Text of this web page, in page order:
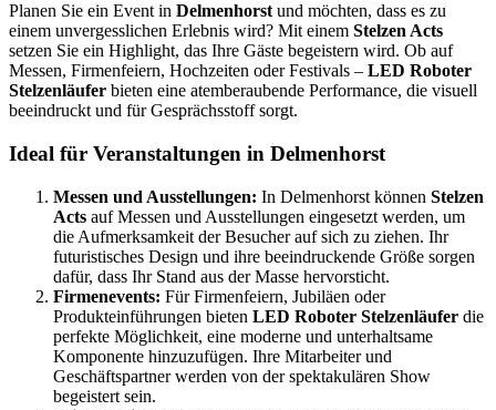
Planen Sie ein Event in Delmenhorstund möchten, dass es zu
einem unvergesslichen Erlebnis wird? Mit einem Stelzen Acts
setzen Sie ein Highlight, das Ihre Gäste begeistern wird. Ob auf
Messen, Firmenfeiern, Hochzeiten oder Festivals – LED Roboter
Stelzenläufer bieten eine atemberaubende Performance, die visuell
beeindruckt und für Gesprächsstoff sorgt.
Ideal für Veranstaltungen in Delmenhorst
Messen und Ausstellungen: In Delmenhorst können Stelzen
Acts auf Messen und Ausstellungen eingesetzt werden, um
die Aufmerksamkeit der Besucher auf sich zu ziehen. Ihr
futuristisches Design und ihre beeindruckende Größe sorgen
dafür, dass Ihr Stand aus der Masse hervorsticht.
Firmenevents: Für Firmenfeiern, Jubiläen oder
Produkteinführungen bieten LED Roboter Stelzenläufer die
perfekte Möglichkeit, eine moderne und unterhaltsame
Komponente hinzuzufügen. Ihre Mitarbeiter und
Geschäftspartner werden von der spektakulären Show
begeistert sein.